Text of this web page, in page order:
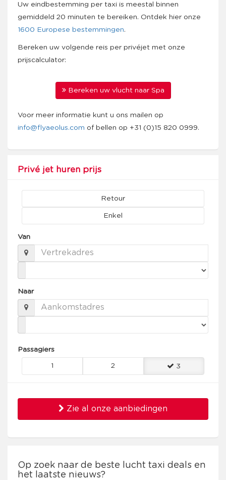
Uw eindbestemming per taxi is meestal binnen
gemiddeld 20 minuten te bereiken. Ontdek hier onze
1600 Europese bestemmingen.
Bereken uw volgende reis per privéjet met onze
prijscalculator:
Bereken uw vlucht naar Spa
Voor meer informatie kunt u ons mailen op
info@flyaeolus.com of bellen op +31 (0)15 820 0999.
Privé jet huren prijs
Retour
Enkel
Van
Naar
Passagiers
1 2 3
Zie al onze aanbiedingen
Op zoek naar de beste lucht taxi deals en
het laatste nieuws?